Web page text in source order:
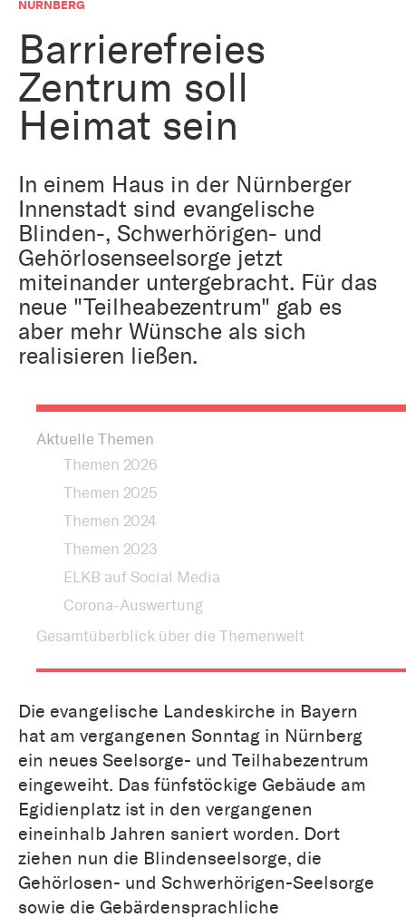
NÜRNBERG
Barrierefreies
Zentrum soll
Heimat sein
In einem Haus in der Nürnberger
Innenstadt sind evangelische
Blinden-, Schwerhörigen- und
Gehörlosenseelsorge jetzt
miteinander untergebracht. Für das
neue "Teilheabezentrum" gab es
aber mehr Wünsche als sich
realisieren ließen.
Aktuelle Themen
Themen 2026
Themen 2025
Themen 2024
Themen 2023
ELKB auf Social Media
Corona-Auswertung
Gesamtüberblick über die Themenwelt
Die evangelische Landeskirche in Bayern
hat am vergangenen Sonntag in Nürnberg
ein neues Seelsorge- und Teilhabezentrum
eingeweiht. Das fünfstöckige Gebäude am
Egidienplatz ist in den vergangenen
eineinhalb Jahren saniert worden. Dort
ziehen nun die Blindenseelsorge, die
Gehörlosen- und Schwerhörigen-Seelsorge
sowie die Gebärdensprachliche
Kirche und Geld
Reformprozess PUK
Arbeiten bei der Kirche
Kirchenjahr
Ökumene
Religion in der Schule
Kunst
Aktiv gegen Missbrauch
Bildung und Gesellschaft
Weltanschauungsfragen
Gegen Rechtsextremismus